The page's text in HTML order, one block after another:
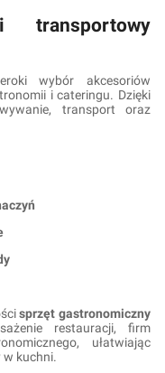
transportowy
wybór akcesoriów
i cateringu. Dzięki
transport oraz
sprzęt gastronomiczny
restauracji, firm
ułatwiając
w kuchni.